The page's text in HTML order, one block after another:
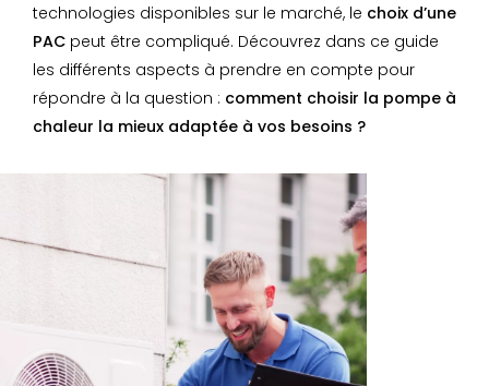
technologies disponibles sur le marché, le choix d’une
PAC peut être compliqué. Découvrez dans ce guide
les différents aspects à prendre en compte pour
répondre à la question : comment choisir la pompe à
chaleur la mieux adaptée à vos besoins ?